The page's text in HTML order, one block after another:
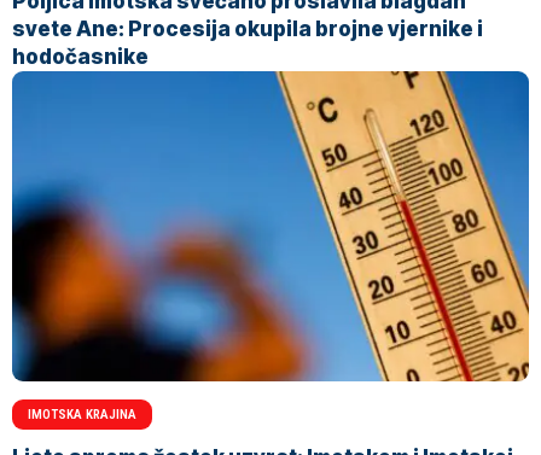
svete Ane: Procesija okupila brojne vjernike i
hodočasnike
IMOTSKA KRAJINA